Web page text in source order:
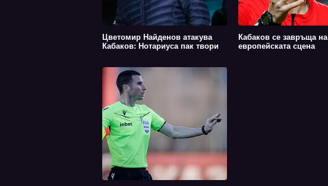
Цветомир Найденов атакува
Кабаков: Нотариуса пак твори
Кабаков се завръща на
европейската сцена